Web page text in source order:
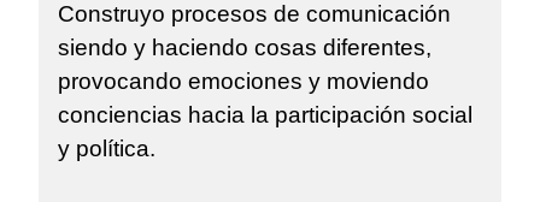
Construyo procesos de comunicación
siendo y haciendo cosas diferentes,
provocando emociones y moviendo
conciencias hacia la participación social
y política.